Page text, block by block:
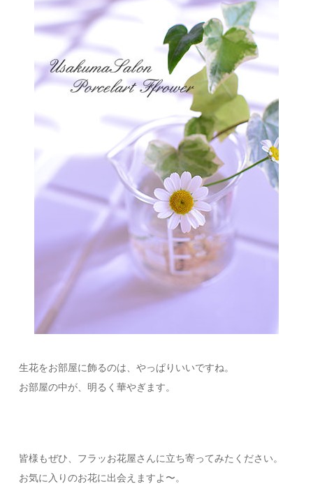
生花をお部屋に飾るのは、やっぱりいいですね。
お部屋の中が、明るく華やぎます。
皆様もぜひ、フラッお花屋さんに立ち寄ってみたください。
お気に入りのお花に出会えますよ〜。